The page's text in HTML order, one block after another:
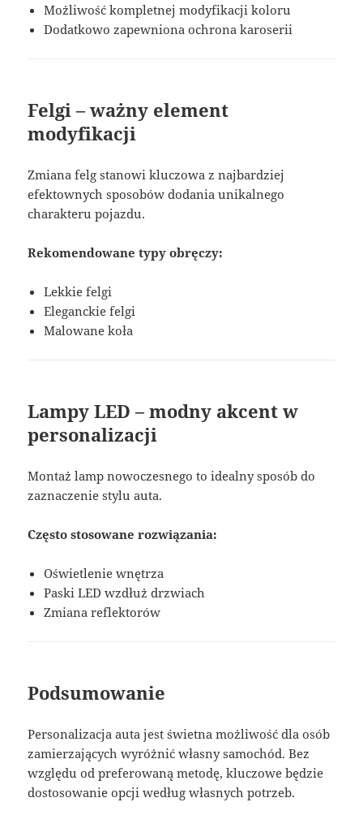
Możliwość kompletnej modyfikacji koloru
Dodatkowo zapewniona ochrona karoserii
Felgi – ważny element
modyfikacji
Zmiana felg stanowi kluczowa z najbardziej
efektownych sposobów dodania unikalnego
charakteru pojazdu.
Rekomendowane typy obręczy:
Lekkie felgi
Eleganckie felgi
Malowane koła
Lampy LED – modny akcent w
personalizacji
Montaż lamp nowoczesnego to idealny sposób do
zaznaczenie stylu auta.
Często stosowane rozwiązania:
Oświetlenie wnętrza
Paski LED wzdłuż drzwiach
Zmiana reflektorów
Podsumowanie
Personalizacja auta jest świetna możliwość dla osób
zamierzających wyróżnić własny samochód. Bez
względu od preferowaną metodę, kluczowe będzie
dostosowanie opcji według własnych potrzeb.